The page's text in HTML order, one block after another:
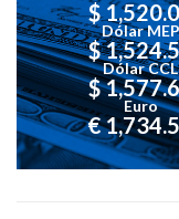
$
Dólar MEP
$
Dólar CCL
$
Euro
€